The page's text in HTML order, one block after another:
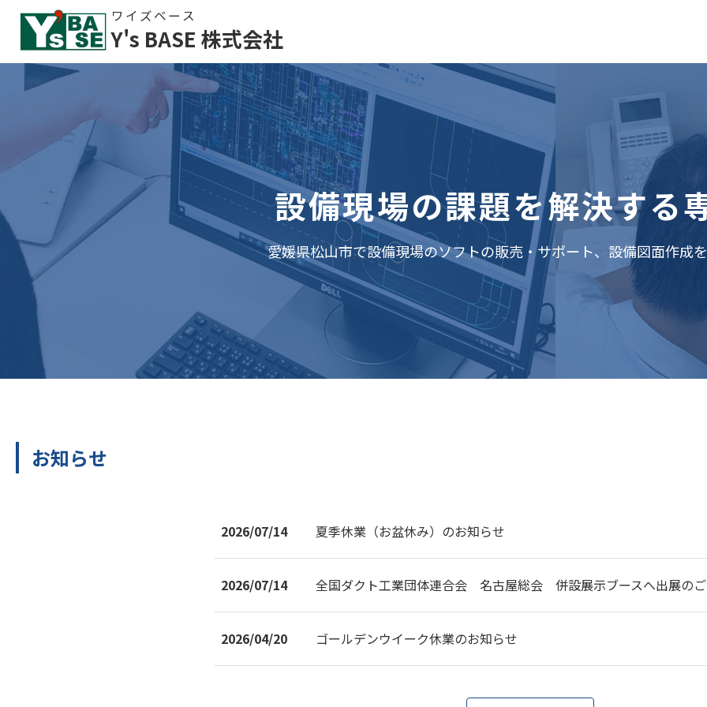
Y's BASE
ワイズベース
株式会社
設備現場の課題を解決する
愛媛県松山市で設備現場のソフトの販売・サポート、設備図面作成
お知らせ
2026/07/14 夏季休業（お盆休み）のお知らせ
2026/07/14 全国ダクト工業団体連合会 名古屋総会 併設展示ブースへ出展の
2026/04/20 ゴールデンウイーク休業のお知らせ